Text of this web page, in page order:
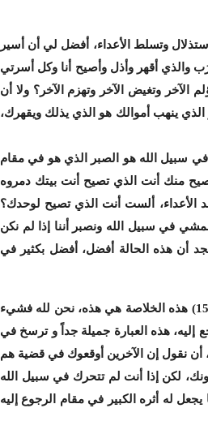
وتسلط الأعداء، أفضل لي أن أسير
والذي أقهر وأذل وأصيح أنا وكل أسرتي
وتغيض الآخر وتهزم الآخر؟ ولا أن
ينهب أموالك هو الذي يذلك ويقهرك،
في سبيل الله هو الصبر الذي هو في مقام
منك أنت الذي تصيح أنت بيتك دمروه
الأعداء، ألست أنت الذي تصيح لوحدك؟
في سبيل الله ونصبر أننا إذا لم نكن
أن هذه الحالة أفضل، أفضل بكثير في
{وَبَشِّرِ الصَّابِرِينَ الَّذِينَ إِذَا أَصَابَتْهُمْ مُصِيبَةٌ قَالُوا إِنَّا لِلَّهِ وَإِنَّا إِلَيْهِ رَاجِعُونَ} (البقرة:155ـ156) هذه الخلاصة هي هذه، نحن لله فشيء
هذه العبارة جميلة جداً و ترسخ في
أن نقول إن الآخرين أوقعوك في قضية هم
لكن إذا أنت لم تتحرك في سبيل الله
له أثره الكبير في مقام الرجوع إليه